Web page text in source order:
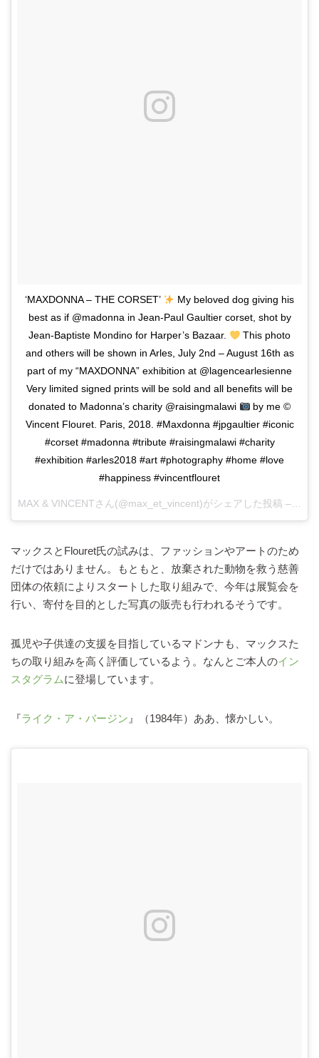
‘MAXDONNA – THE CORSET’
My beloved dog giving his
best as if @madonna in Jean-Paul Gaultier corset, shot by
Jean-Baptiste Mondino for Harper’s Bazaar.
This photo
and others will be shown in Arles, July 2nd – August 16th as
part of my “MAXDONNA” exhibition at @lagencearlesienne
Very limited signed prints will be sold and all benefits will be
donated to Madonna’s charity @raisingmalawi
by me©️
Vincent Flouret. Paris, 2018. #Maxdonna #jpgaultier #iconic
#corset #madonna #tribute #raisingmalawi #charity
#exhibition #arles2018 #art #photography #home #love
#happiness #vincentflouret
MAX & VINCENTさん(@max_et_vincent)がシェアした投稿 –
マックスとFlouret氏の試みは、ファッションやアートのため
だけではありません。もともと、放棄された動物を救う慈善
団体の依頼によりスタートした取り組みで、今年は展覧会を
行い、寄付を目的とした写真の販売も行われるそうです。
孤児や子供達の支援を目指しているマドンナも、マックスた
ちの取り組みを高く評価しているよう。なんとご本人のイン
スタグラムに登場しています。
『ライク・ア・バージン 』（1984年）ああ、懐かしい。